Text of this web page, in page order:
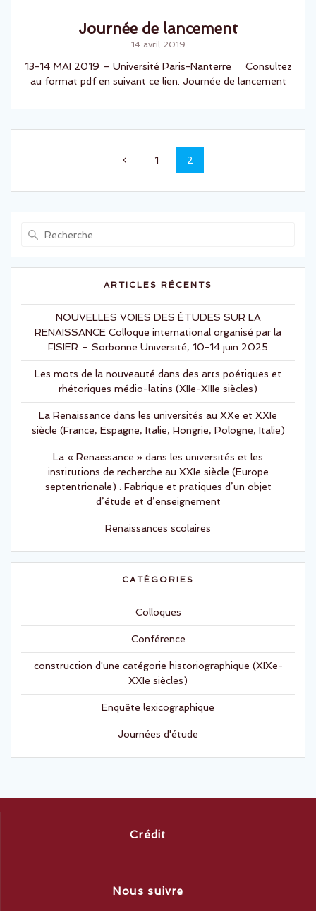
Journée de lancement
14 avril 2019
13-14 MAI 2019 – Université Paris-Nanterre Consultez
au format pdf en suivant ce lien. Journée de lancement
des
articles
Page
1 Page
2
:
ARTICLES RÉCENTS
NOUVELLES VOIES DES ÉTUDES SUR LA
RENAISSANCE Colloque international organisé par la
FISIER – Sorbonne Université, 10-14 juin 2025
Les mots de la nouveauté dans des arts poétiques et
rhétoriques médio-latins (XIIe-XIIIe siècles)
La Renaissance dans les universités au XXe et XXIe
siècle (France, Espagne, Italie, Hongrie, Pologne, Italie)
La « Renaissance » dans les universités et les
institutions de recherche au XXIe siècle (Europe
septentrionale) : Fabrique et pratiques d’un objet
d’étude et d’enseignement
Renaissances scolaires
CATÉGORIES
Colloques
Conférence
construction d'une catégorie historiographique (XIXe-
XXIe siècles)
Enquête lexicographique
Journées d'étude
Crédit
Nous suivre